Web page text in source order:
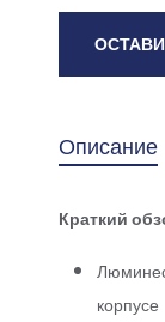
Описание
Краткий
корпусе